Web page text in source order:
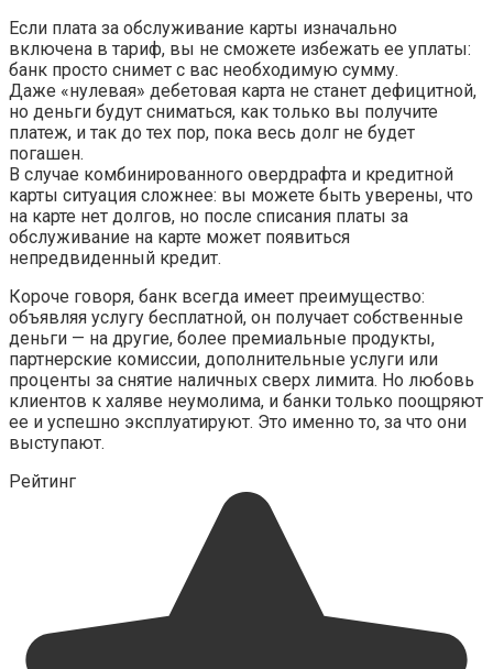
Если плата за обслуживание карты изначально
включена в тариф, вы не сможете избежать ее уплаты:
банк просто снимет с вас необходимую сумму.
Даже «нулевая» дебетовая карта не станет дефицитной,
но деньги будут сниматься, как только вы получите
платеж, и так до тех пор, пока весь долг не будет
погашен.
В случае комбинированного овердрафта и кредитной
карты ситуация сложнее: вы можете быть уверены, что
на карте нет долгов, но после списания платы за
обслуживание на карте может появиться
непредвиденный кредит.
Короче говоря, банк всегда имеет преимущество:
объявляя услугу бесплатной, он получает собственные
деньги — на другие, более премиальные продукты,
партнерские комиссии, дополнительные услуги или
проценты за снятие наличных сверх лимита. Но любовь
клиентов к халяве неумолима, и банки только поощряют
ее и успешно эксплуатируют. Это именно то, за что они
выступают.
Рейтинг